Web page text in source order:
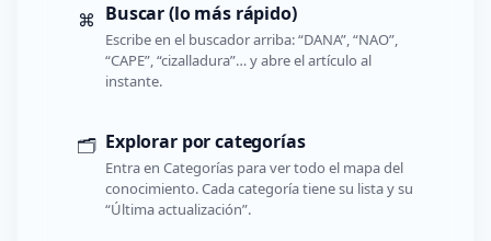
⌘ Buscar (lo más rápido)
Escribe en el buscador arriba: “DANA”, “NAO”,
“CAPE”, “cizalladura”… y abre el artículo al
instante.
🗂️ Explorar por categorías
Entra en Categorías para ver todo el mapa del
conocimiento. Cada categoría tiene su lista y su
“Última actualización”.